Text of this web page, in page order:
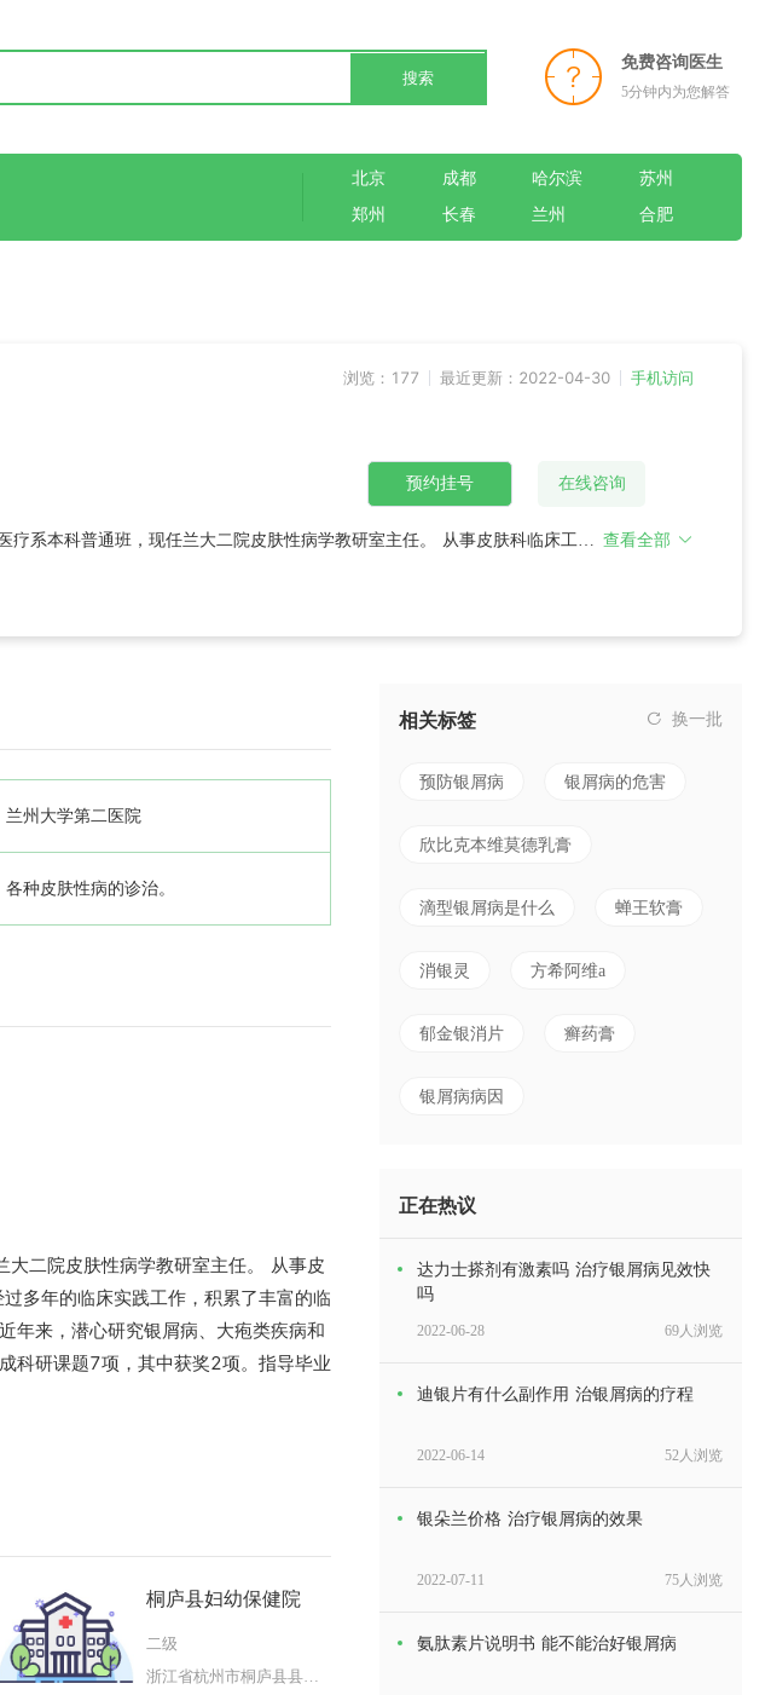
搜索
免费咨询医生
5分钟内为您解答
北京
郑州
成都
长春
哈尔滨
兰州
苏州
合肥
浏览：177 最近更新：2022-04-30 手机访问
系本科普通班，现任兰大二院皮肤性病学教研室主任。 从事皮肤科临床工作3 查看全部
预约挂号 在线咨询
兰州大学第二医院
各种皮肤性病的诊治。
二院皮肤性病学教研室主任。 从事皮
多年的临床实践工作，积累了丰富的临
年来，潜心研究银屑病、大疱类疾病和
科研课题7项，其中获奖2项。指导毕业
桐庐县妇幼保健院
二级
浙江省杭州市桐庐县县城大奇山路
相关标签 换一批
预防银屑病 银屑病的危害
欣比克本维莫德乳膏
滴型银屑病是什么 蝉王软膏
消银灵 方希阿维a
郁金银消片 癣药膏
银屑病病因
正在热议
达力士搽剂有激素吗 治疗银屑病见效快
吗
2022-06-28 69人浏览
迪银片有什么副作用 治银屑病的疗程
2022-06-14 52人浏览
银朵兰价格 治疗银屑病的效果
2022-07-11 75人浏览
氨肽素片说明书 能不能治好银屑病